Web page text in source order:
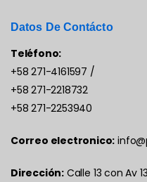
Datos De Contácto
Teléfono:
+58 271-4161597 /
+58 271-2218732
+58 271-2253940
Correo electronico:
Dirección: Calle 13 con Av 13